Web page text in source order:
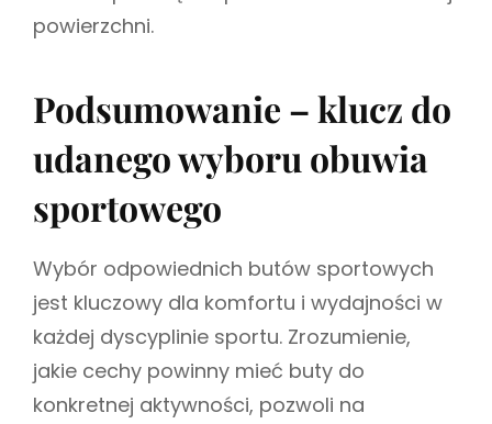
powierzchni.
Podsumowanie – klucz do
udanego wyboru obuwia
sportowego
Wybór odpowiednich butów sportowych
jest kluczowy dla komfortu i wydajności w
każdej dyscyplinie sportu. Zrozumienie,
jakie cechy powinny mieć buty do
konkretnej aktywności, pozwoli na